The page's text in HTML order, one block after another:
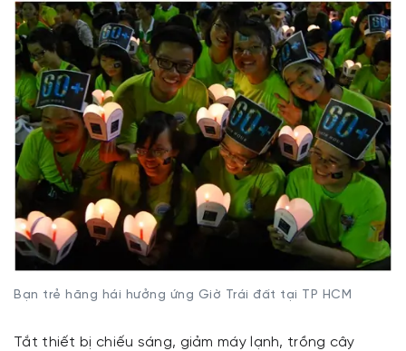
Bạn trẻ hăng hái hưởng ứng Giờ Trái đất tại TP HCM
Tắt thiết bị chiếu sáng, giảm máy lạnh, trồng cây